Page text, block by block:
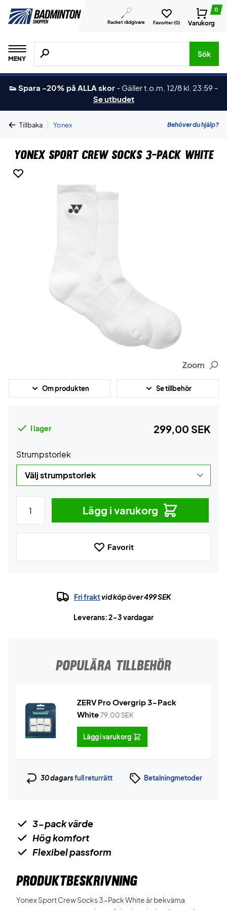
Racket rådgivare Favoriter (0)
0
Varukorg
MENY
Sök efter produkter, märken osv.
Sök
👟 Spara -20% på ALLA skor - Gäller t.o.m. 12/8 kl. 23:59 -
Se utbudet
Tillbaka | Yonex Behöver du hjälp?
Yonex Sport Crew Socks 3-Pack White
Zoom
Om produkten Se tillbehör
I lager 299,00 SEK
Strumpstorlek
Lägg i varukorg
Favorit
Fri fraktvid köp över 499 SEK
Leverans: 2-3 vardagar
POPULÄRA TILLBEHÖR
ZERV Pro Overgrip 3-Pack
White79,00 SEK
Lägg i varukorg
30 dagarsfull returrätt Betalningmetoder
3-pack värde
Hög komfort
Flexibel passform
PRODUKTBESKRIVNING
Yonex Sport Crew Socks 3-Pack White är bekväma